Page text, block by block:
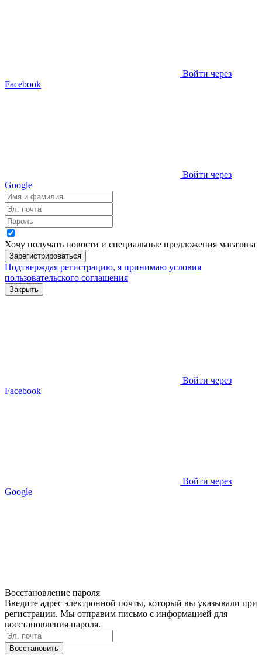
Войти через
Facebook
Войти через
Google
Хочу получать новости и специальные предложения магазина
Зарегистрироваться
Подтверждая регистрацию, я принимаю условия
пользовательского соглашения
Закрыть
Войти через
Facebook
Войти через
Google
Восстановление пароля
Введите адрес электронной почты, который вы указывали при
регистрации. Мы отправим письмо с информацией для
восстановления пароля.
Восстановить